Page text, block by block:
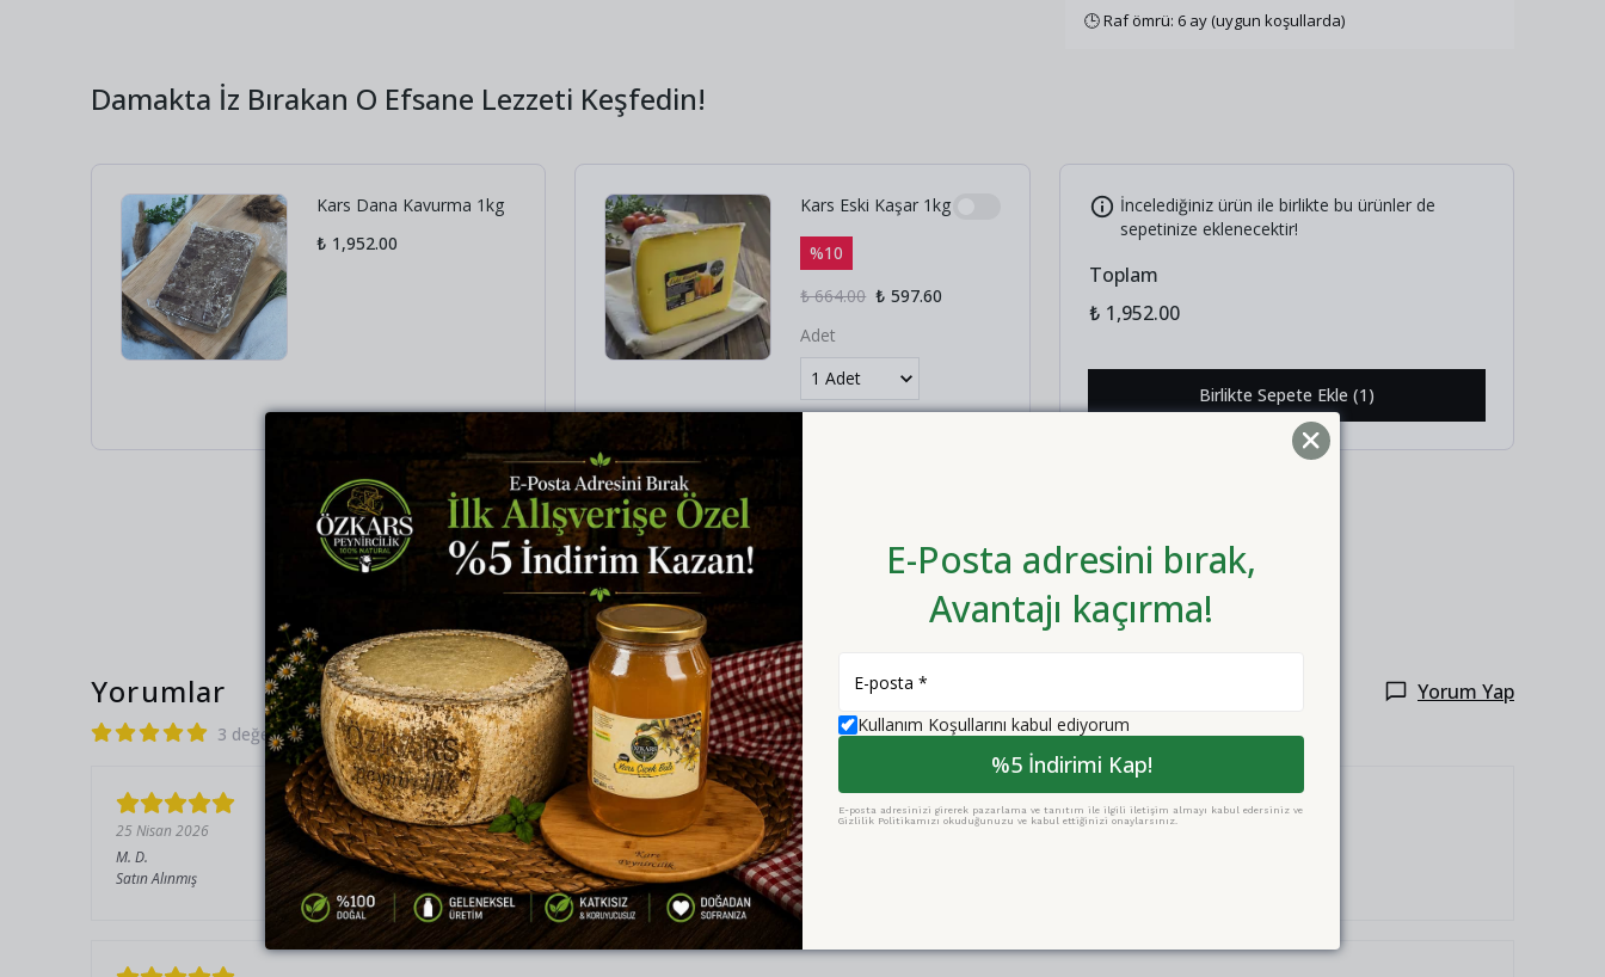
🕒 Raf ömrü: 6 ay (uygun koşullarda)
Damakta İz Bırakan O Efsane Lezzeti Keşfedin!
Kars Dana Kavurma 1kg
₺ 1,952.00
Kars Eski Kaşar 1kg
%10
₺ 664.00 ₺ 597.60
Adet
İncelediğiniz ürün ile birlikte bu ürünler de
sepetinize eklenecektir!
Toplam
₺ 1,952.00
Birlikte Sepete Ekle (1)
Yorumlar Yorum Yap
3 değerlendirmeye göre
25 Nisan 2026
M. D.
Satın Alınmış
E-Posta adresini bırak,
Avantajı kaçırma!
Kullanım Koşullarını kabul ediyorum
%5 İndirimi Kap!
E-posta adresinizi girerek pazarlama ve tanıtım ile ilgili iletişim almayı kabul edersiniz ve
Gizlilik Politikamızı okuduğunuzu ve kabul ettiğinizi onaylarsınız.